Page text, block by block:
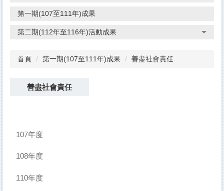
第一期(107至111年)成果
第二期(112年至116年)活動成果
首頁 第一期(107至111年)成果 善盡社會責任
善盡社會責任
107年度
108年度
110年度